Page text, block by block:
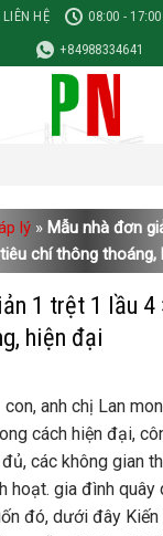
LIÊN HỆ 08:00 - 17:00
+84988334641
lý » Mẫu nhà đơn
chí thông thoáng,
1 trệt 1 lầu
hiện đại
anh chị Lan
cách hiện đại,
các không gian
hoạt. gia đình quây
đó, dưới đây Kiến